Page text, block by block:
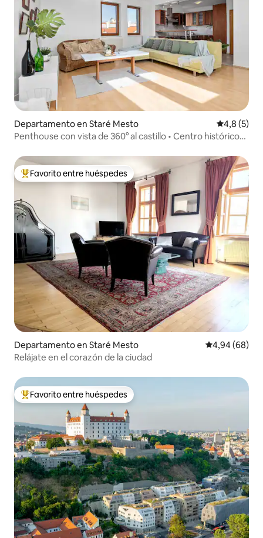
Departamento en Staré Mesto
4,8 (5)
Penthouse con vista de 360° al castillo • Centro histórico
Favorito entre los huéspedes más destacados
Favorito entre huéspedes
Departamento en Staré Mesto Calificación
4,94 (68)
Relájate en el corazón de la ciudad
Favorito entre los huéspedes más destacados
Favorito entre huéspedes